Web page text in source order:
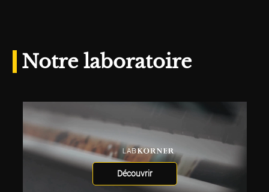
Notre laboratoire
Découvrir